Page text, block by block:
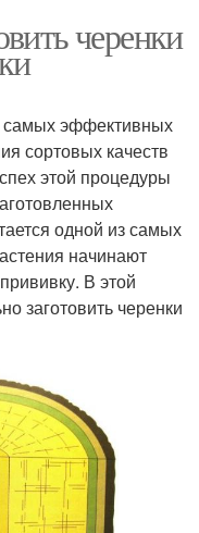
черенки
самых эффективных
сортовых качеств
этой процедуры
одной из самых
начинают
В этой
заготовить черенки